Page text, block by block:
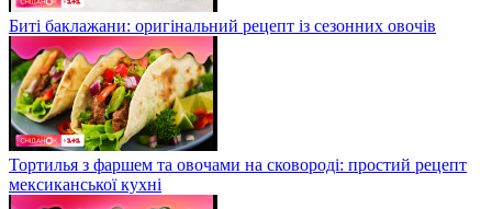
Биті баклажани: оригінальний рецепт із сезонних овочів
Тортилья з фаршем та овочами на сковороді: простий рецепт
мексиканської кухні